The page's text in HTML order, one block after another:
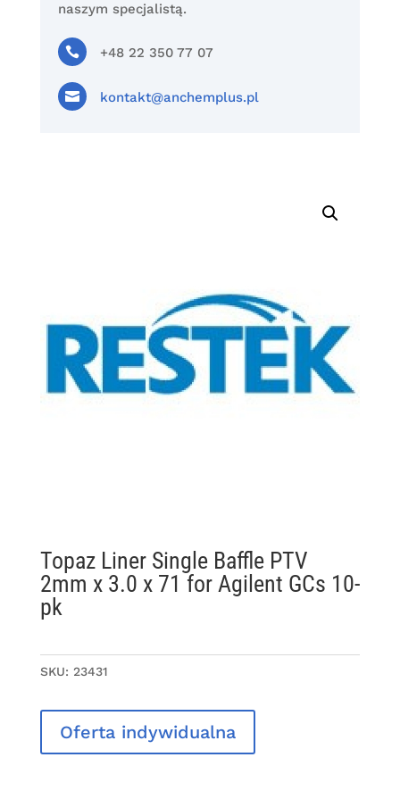
naszym specjalistą.
 +48 22 350 77 07
 kontakt@anchemplus.pl
Topaz Liner Single Baffle PTV
2mm x 3.0 x 71 for Agilent GCs 10-
pk
SKU: 23431
Oferta indywidualna